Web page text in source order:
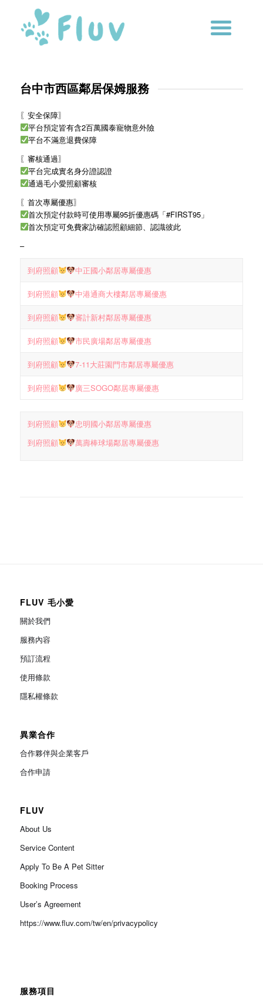
台中市西區鄰居保姆服務
〖安全保障〗
平台預定皆有含2百萬國泰寵物意外險
平台不滿意退費保障
〖審核通過〗
平台完成實名身分證認證
通過毛小愛照顧審核
〖首次專屬優惠〗
首次預定付款時可使用專屬95折優惠碼「#FIRST95」
首次預定可免費家訪確認照顧細節、認識彼此
–
到府照顧 中正國小鄰居專屬優惠
到府照顧 中港通商大樓鄰居專屬優惠
到府照顧 審計新村鄰居專屬優惠
到府照顧 市民廣場鄰居專屬優惠
到府照顧 7-11大莊園門市鄰居專屬優惠
到府照顧 廣三SOGO鄰居專屬優惠
到府照顧
忠明國小鄰居專屬優惠
到府照顧
萬壽棒球場鄰居專屬優惠
FLUV 毛小愛
關於我們
服務內容
預訂流程
使用條款
隱私權條款
異業合作
合作夥伴與企業客戶
合作申請
FLUV
About Us
Service Content
Apply To Be A Pet Sitter
Booking Process
User’s Agreement
https://www.fluv.com/tw/en/privacypolicy
服務項目